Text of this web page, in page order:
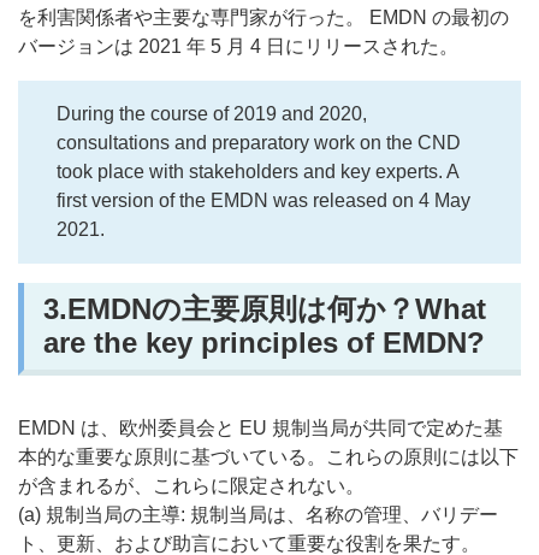
を利害関係者や主要な専門家が行った。 EMDN の最初の
バージョンは 2021 年 5 月 4 日にリリースされた。
During the course of 2019 and 2020,
consultations and preparatory work on the CND
took place with stakeholders and key experts. A
first version of the EMDN was released on 4 May
2021.
3.EMDNの主要原則は何か？What
are the key principles of EMDN?
EMDN は、欧州委員会と EU 規制当局が共同で定めた基
本的な重要な原則に基づいている。これらの原則には以下
が含まれるが、これらに限定されない。
(a) 規制当局の主導: 規制当局は、名称の管理、バリデー
ト、更新、および助言において重要な役割を果たす。